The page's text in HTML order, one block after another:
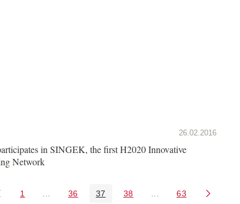
26.02.2016
in SINGEK, the first H2020 Innovative
Network
Pàgina
1 Pàgines intermèdies Utilitzeu TAB per navegar.
Pàgina
36 Pàgina
37 Pàgina
38 Pàgines intermèdies
Pàgina
63